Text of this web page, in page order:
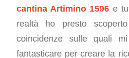
cantina Artimino 1596 e
realtà ho presto
coincidenze sulle quali
fantasticare per creare la